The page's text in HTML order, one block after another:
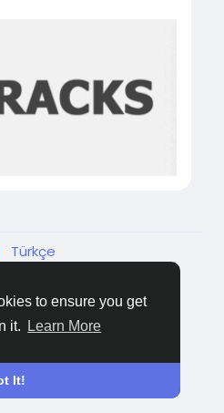
to ensure you get
it.
Learn More
It!
Türkçe